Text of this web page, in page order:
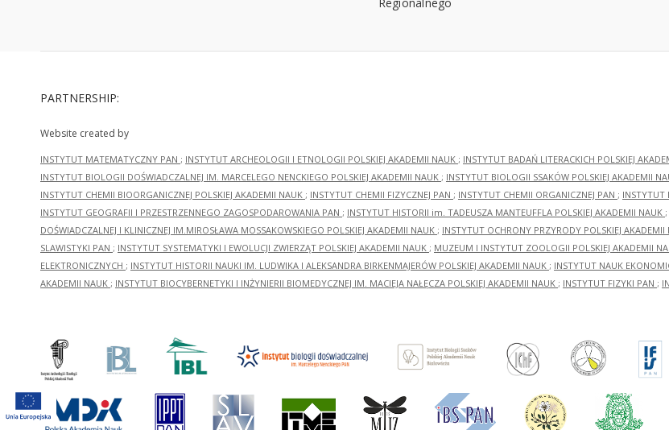
PARTNERSHIP:
Website created by
INSTYTUT MATEMATYCZNY PAN ; INSTYTUT ARCHEOLOGII I ETNOLOGII POLSKIEJ AKADEMII NAUK ; INSTYTUT BADAŃ LITERACKICH POLSKIEJ
INSTYTUT BIOLOGII DOŚWIADCZALNEJ IM. MARCELEGO NENCKIEGO POLSKIEJ AKADEMII NAUK ; INSTYTUT BIOLOGII SSAKÓW POLSKIEJ AKADEMII
INSTYTUT CHEMII BIOORGANICZNEJ POLSKIEJ AKADEMII NAUK ; INSTYTUT CHEMII FIZYCZNEJ PAN ; INSTYTUT CHEMII ORGANICZNEJ PAN ; INSTYTUT
INSTYTUT GEOGRAFII I PRZESTRZENNEGO ZAGOSPODAROWANIA PAN ; INSTYTUT HISTORII im. TADEUSZA MANTEUFFLA POLSKIEJ AKADEMII NAUK ;
DOŚWIADCZALNEJ I KLINICZNEJ IM.MIROSŁAWA MOSSAKOWSKIEGO POLSKIEJ AKADEMII NAUK ; INSTYTUT OCHRONY PRZYRODY POLSKIEJ AKADEMII
SLAWISTYKI PAN ; INSTYTUT SYSTEMATYKI I EWOLUCJI ZWIERZĄT POLSKIEJ AKADEMII NAUK ; MUZEUM I INSTYTUT ZOOLOGII POLSKIEJ AKADEMII
ELEKTRONICZNYCH ; INSTYTUT HISTORII NAUKI IM. LUDWIKA I ALEKSANDRA BIRKENMAJERÓW POLSKIEJ AKADEMII NAUK ; INSTYTUT NAUK
AKADEMII NAUK ; INSTYTUT BIOCYBERNETYKI I INŻYNIERII BIOMEDYCZNEJ IM. MACIEJA NAŁĘCZA POLSKIEJ AKADEMII NAUK ; INSTYTUT FIZYKI PAN ;